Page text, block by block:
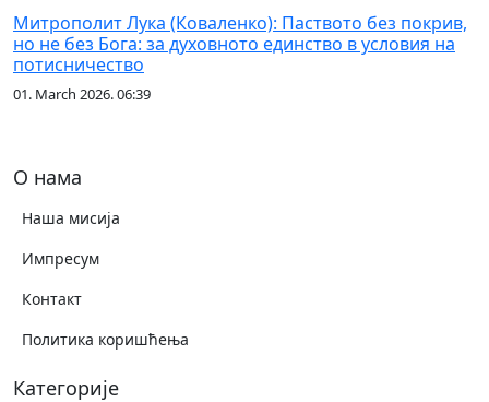
Митрополит Лука (Коваленко): Паството без покрив,
но не без Бога: за духовното единство в условия на
потисничество
01. March 2026. 06:39
О нама
Наша мисија
Импресум
Контакт
Политика коришћења
Категорије